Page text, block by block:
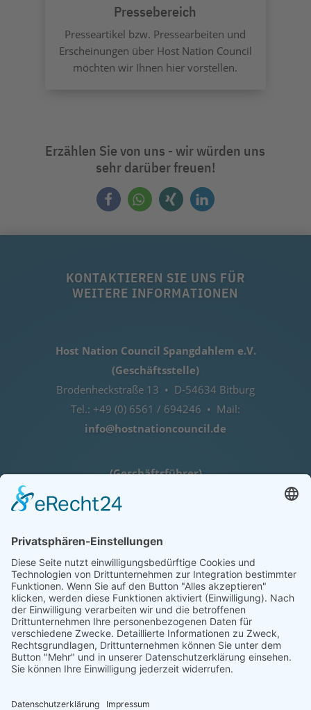
Pressebereich
Presseartikel bzw. Pressearbeiten und
Erscheinungen über Host Nation Council
möchten wir Ihnen hier vorstellen.
Erzählen Sie von uns - wir würden uns
sehr darüber freuen!
KONTAKTIEREN SIE UNS FÜR
WEITERE INFORMATIONEN
Host Nation Council Spangdahlem e.V.
(Geschäftsstelle)
Brodenheckstraße 13 • D-54634 Bitburg
Tel.: +49 (0) 6561 / 694246 • Mail:
info@hostnationcouncil.de
(Geschäftsführer)
Lothar Herres • D-54516 Binsfeld
Tel.: +49 (0) 172 / 6842635
Öffnungszeiten
nach telefonischer Vereinbarung
COOKIE-EINSTELLUNGEN | COOKIE